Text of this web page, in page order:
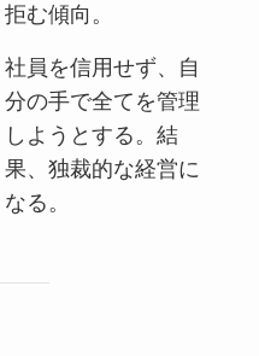
拒む傾向。
社員を信用せず、自
分の手で全てを管理
しようとする。結
果、独裁的な経営に
なる。